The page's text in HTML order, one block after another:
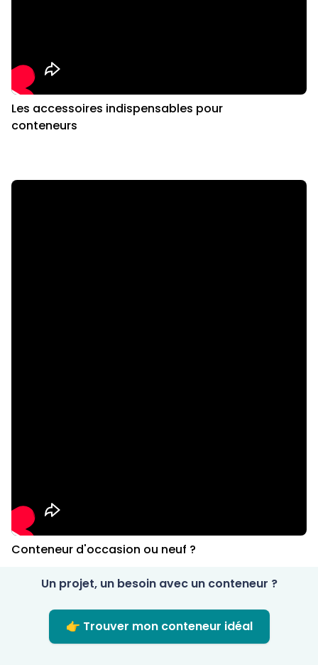
Les accessoires indispensables pour
conteneurs
Conteneur d'occasion ou neuf ?
Un projet, un besoin avec un conteneur ?
👉 Trouver mon conteneur idéal